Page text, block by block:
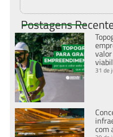
Postagens
31 de
com